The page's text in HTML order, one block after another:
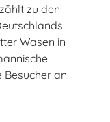
zu den
Wasen in
an.